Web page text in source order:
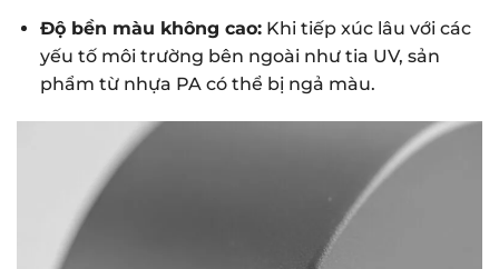
Độ bền màu không cao:Khi tiếp xúc lâu với các
yếu tố môi trường bên ngoài như tia UV, sản
phẩm từ nhựa PA có thể bị ngả màu.